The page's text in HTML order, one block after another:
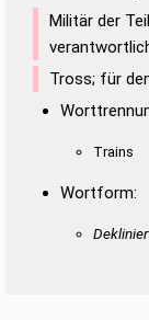
Militär der
Tross; für
Trains
Wortform: